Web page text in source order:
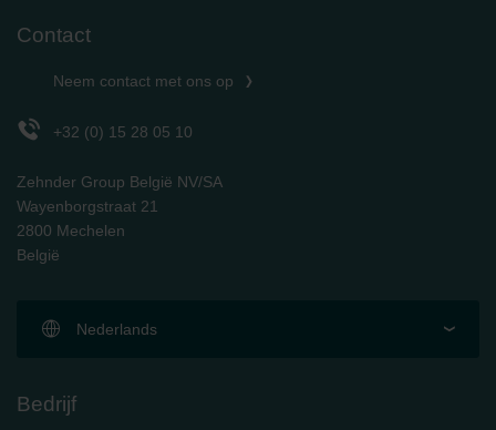
Contact
Neem contact met ons op
+32 (0) 15 28 05 10
Zehnder Group België NV/SA
Wayenborgstraat 21
2800 Mechelen
België
Nederlands
Bedrijf